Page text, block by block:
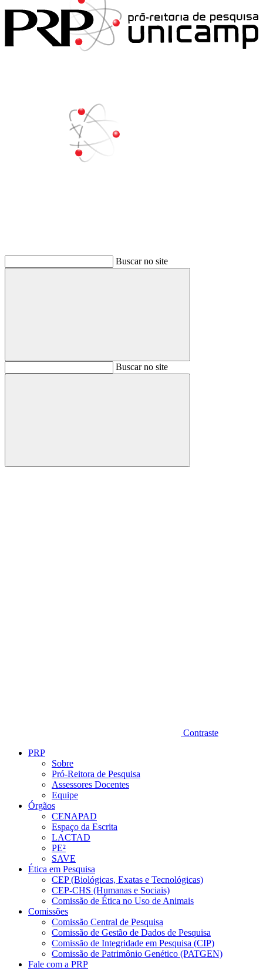
Buscar no site
BuscarBuscar no site
Buscar
Contraste
PRP
Sobre
Pró-Reitora de Pesquisa
Assessores Docentes
Equipe
Órgãos
CENAPAD
Espaço da Escrita
LACTAD
PE²
SAVE
Ética em Pesquisa
CEP (Biológicas, Exatas e Tecnológicas)
CEP-CHS (Humanas e Sociais)
Comissão de Ética no Uso de Animais
Comissões
Comissão Central de Pesquisa
Comissão de Gestão de Dados de Pesquisa
Comissão de Integridade em Pesquisa (CIP)
Comissão de Patrimônio Genético (PATGEN)
Fale com a PRP